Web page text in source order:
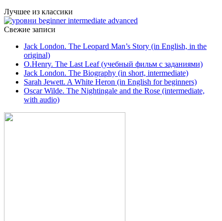
Лучшее из классики
Свежие записи
Jack London. The Leopard Man’s Story (in English, in the
original)
O.Henry. The Last Leaf (учебный фильм с заданиями)
Jack London. The Biography (in short, intermediate)
Sarah Jewett. A White Heron (in English for beginners)
Oscar Wilde. The Nightingale and the Rose (intermediate,
with audio)